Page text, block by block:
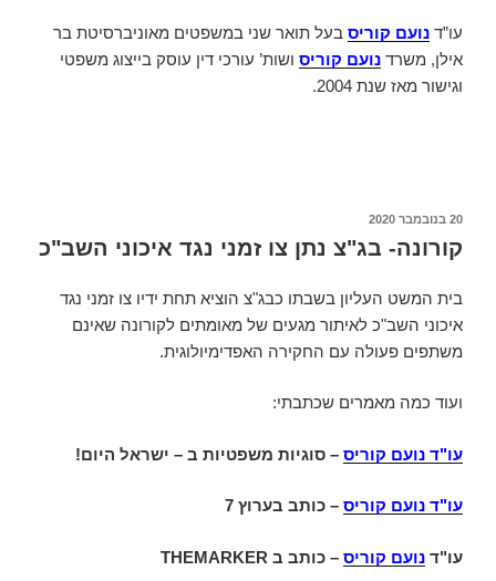
עו”ד נועם קוריס בעל תואר שני במשפטים מאוניברסיטת בר
אילן, משרד נועם קוריס ושות’ עורכי דין עוסק בייצוג משפטי
וגישור מאז שנת 2004.
פורסם
20 בנובמבר 2020
קורונה- בג"צ נתן צו זמני נגד איכוני השב"כ
בית המשט העליון בשבתו כבג"צ הוציא תחת ידיו צו זמני נגד
איכוני השב"כ לאיתור מגעים של מאומתים לקורונה שאינם
משתפים פעולה עם החקירה האפדימיולוגית.
ועוד כמה מאמרים שכתבתי:
עו"ד נועם קוריס – סוגיות משפטיות ב – ישראל היום!
עו"ד נועם קוריס – כותב בערוץ 7
עו"ד נועם קוריס – כותב ב THEMARKER